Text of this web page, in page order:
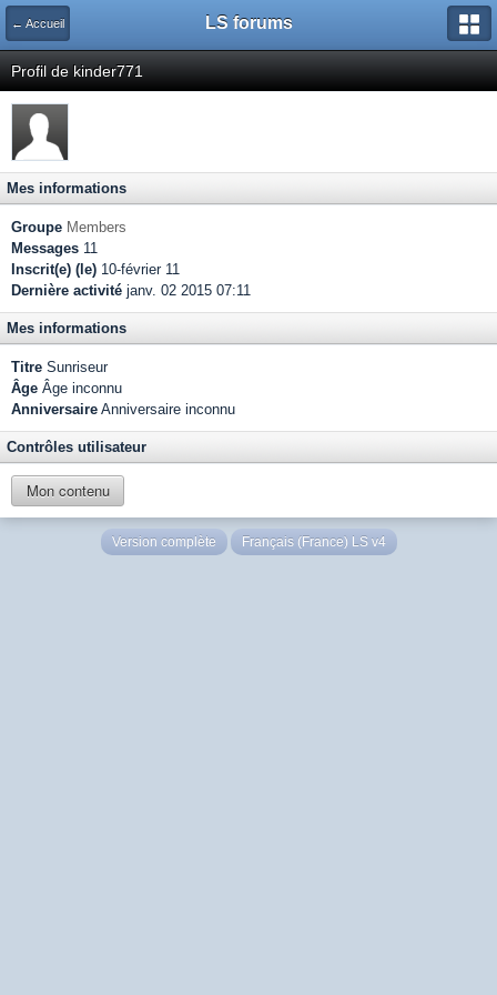
← Accueil LS forums
Profil de kinder771
Mes informations
Groupe Members
Messages 11
Inscrit(e) (le) 10-février 11
Dernière activité janv. 02 2015 07:11
Mes informations
Titre Sunriseur
Âge Âge inconnu
Anniversaire Anniversaire inconnu
Contrôles utilisateur
Mon contenu
Version complète Français (France) LS v4